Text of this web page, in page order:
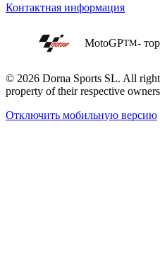
Контактная информация
MotoGPTM-
© 2026 Dorna Sports SL. All
property of their respective
Отключить мобильную версию